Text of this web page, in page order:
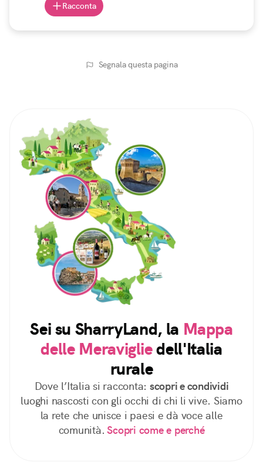
Racconta
Segnala questa pagina
Sei su SharryLand, la Mappa
delle Meravigliedell'Italia
rurale
Dove l’Italia si racconta: scopri e condividi
luoghi nascosti con gli occhi di chi li vive. Siamo
la rete che unisce i paesi e dà voce alle
comunità. Scopri come e perché